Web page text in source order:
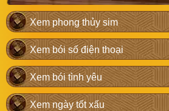
Xem phong thủy sim
Xem bói số điện thoại
Xem bói tình yêu
Xem ngày tốt xấu